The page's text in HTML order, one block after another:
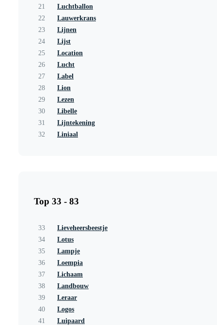
21
Luchtballon
22
Lauwerkrans
23
Lijnen
24
Lijst
25
Location
26
Lucht
27
Label
28
Lion
29
Lezen
30
Libelle
31
Lijntekening
32
Liniaal
Top 33 - 83
33
Lieveheersbeestje
34
Lotus
35
Lampje
36
Loempia
37
Lichaam
38
Landbouw
39
Leraar
40
Logos
41
Luipaard